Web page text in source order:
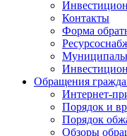
Контакты
Форма
Обращения
Интернет-
Порядок и
Порядок
Обзоры